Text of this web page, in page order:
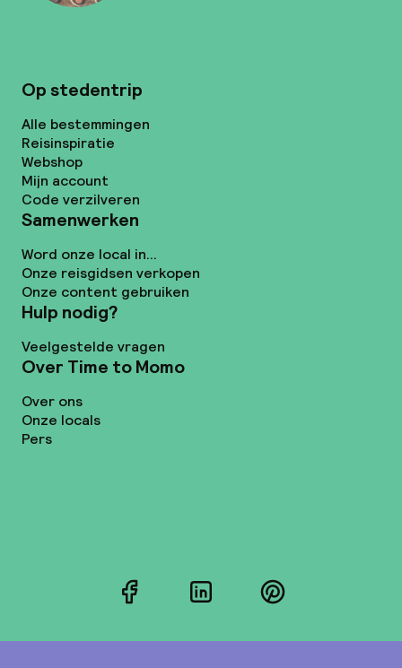
Op stedentrip
Alle bestemmingen
Reisinspiratie
Webshop
Mijn account
Code verzilveren
Samenwerken
Word onze local in...
Onze reisgidsen verkopen
Onze content gebruiken
Hulp nodig?
Veelgestelde vragen
Over Time to Momo
Over ons
Onze locals
Pers
FacebookLinkedInPinterest